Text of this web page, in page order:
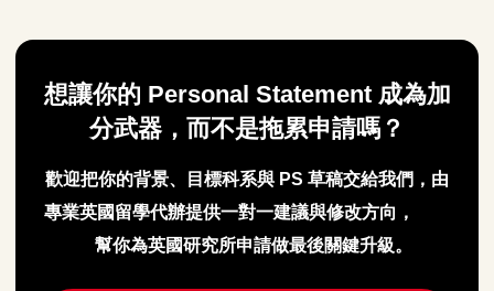
想讓你的 Personal Statement 成為加
分武器，而不是拖累申請嗎？
歡迎把你的背景、目標科系與 PS 草稿交給我們，由
專業英國留學代辦提供一對一建議與修改方向，
幫你為英國研究所申請做最後關鍵升級。